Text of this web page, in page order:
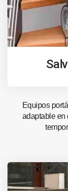
Equipos
adaptable en